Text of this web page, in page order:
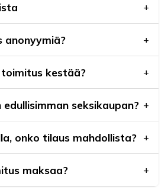
anonyymiä?
toimitus kestää?
edullisimman seksikaupan?
onko tilaus mahdollista?
maksaa?